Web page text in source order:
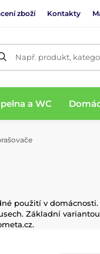
zboží Kontakty
Např. produkt,
a WC
použití v
Základní